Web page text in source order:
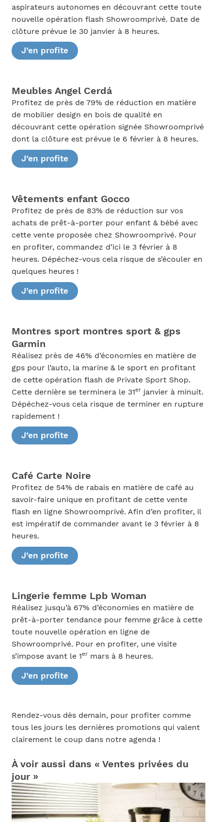
aspirateurs autonomes en découvrant cette toute
nouvelle opération flash Showroomprivé. Date de
clôture prévue le 30 janvier à 8 heures.
J’en profite
Meubles Angel Cerdá
Profitez de près de 79% de réduction en matière
de mobilier design en bois de qualité en
découvrant cette opération signée Showroomprivé
dont la clôture est prévue le 6 février à 8 heures.
J’en profite
Vêtements enfant Gocco
Profitez de près de 83% de réduction sur vos
achats de prêt-à-porter pour enfant & bébé avec
cette vente proposée chez Showroomprivé. Pour
en profiter, commandez d’ici le 3 février à 8
heures. Dépéchez-vous cela risque de s’écouler en
quelques heures !
J’en profite
Montres sport montres sport & gps
Garmin
Réalisez près de 46% d’économies en matière de
gps pour l’auto, la marine & le sport en profitant
de cette opération flash de Private Sport Shop.
Cette dernière se terminera le 31erjanvier à minuit.
Dépéchez-vous cela risque de terminer en rupture
rapidement !
J’en profite
Café Carte Noire
Profitez de 54% de rabais en matière de café au
savoir-faire unique en profitant de cette vente
flash en ligne Showroomprivé. Afin d’en profiter, il
est impératif de commander avant le 3 février à 8
heures.
J’en profite
Lingerie femme Lpb Woman
Réalisez jusqu’à 67% d’économies en matière de
prêt-à-porter tendance pour femme grâce à cette
toute nouvelle opération en ligne de
Showroomprivé. Pour en profiter, une visite
s’impose avant le 1ermars à 8 heures.
J’en profite
Rendez-vous dès demain, pour profiter comme
tous les jours les dernières promotions qui valent
clairement le coup dans notre agenda !
À voir aussi dans « Ventes privées du
jour »